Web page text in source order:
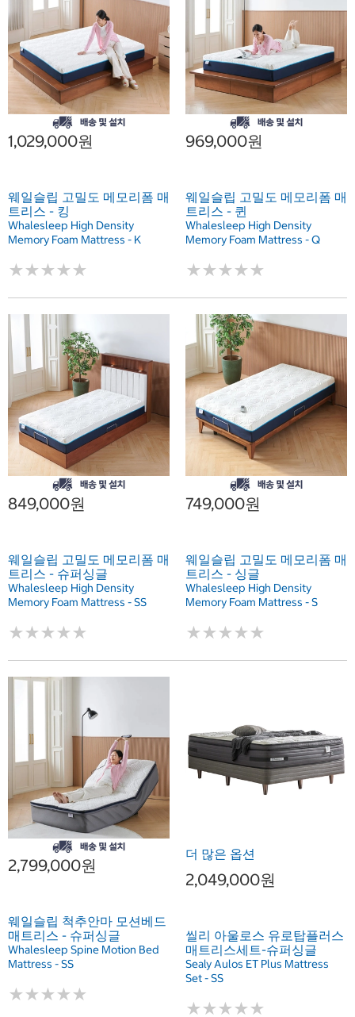
1,029,000원
웨일슬립 고밀도 메모리폼 매
트리스 - 킹
Whalesleep High Density
Memory Foam Mattress - K
★★★★★
★★★★★
969,000원
웨일슬립 고밀도 메모리폼 매
트리스 - 퀸
Whalesleep High Density
Memory Foam Mattress - Q
★★★★★
★★★★★
849,000원
웨일슬립 고밀도 메모리폼 매
트리스 - 슈퍼싱글
Whalesleep High Density
Memory Foam Mattress - SS
★★★★★
★★★★★
749,000원
웨일슬립 고밀도 메모리폼 매
트리스 - 싱글
Whalesleep High Density
Memory Foam Mattress - S
★★★★★
★★★★★
2,799,000원
웨일슬립 척추안마 모션베드
매트리스 - 슈퍼싱글
Whalesleep Spine Motion Bed
Mattress - SS
★★★★★
★★★★★
더 많은 옵션
2,049,000원
씰리 아울로스 유로탑플러스
매트리스세트-슈퍼싱글
Sealy Aulos ET Plus Mattress
Set - SS
★★★★★
★★★★★